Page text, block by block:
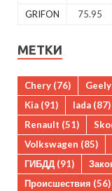
GRIFON
75.95
МЕТКИ
Chery (76) Geely
Kia (91) lada (87)
Renault (51)
Volkswagen (85)
ГИБДД (91)
Происшествия (56)